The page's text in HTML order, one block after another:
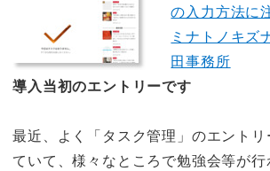
の入力方法に
ミナトノキ
田事務所
導入当初のエントリーです
最近、よく「タスク管理」のエント
ていて、様々なところで勉強会等が行